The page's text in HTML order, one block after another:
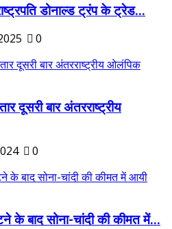
डोनाल्ड ट्रंप के ट्रेड...
0
दूसरी बार अंतरराष्ट्रीय
0
के बाद सोना-चांदी की कीमत में...